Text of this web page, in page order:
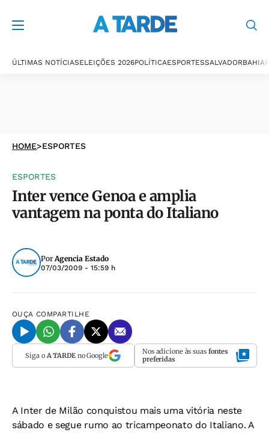
ÚLTIMAS NOTÍCIASELEIÇÕES 2026POLÍTICAESPORTESSALVADORBAHIA
HOME>ESPORTES
ESPORTES
Inter vence Genoa e amplia
vantagem na ponta do Italiano
PorAgencia Estado
07/03/2009 - 15:59 h
OUÇA COMPARTILHE
Siga o A TARDEno Google Nos adicione às suas fontes
preferidas
A Inter de Milão conquistou mais uma vitória neste
sábado e segue rumo ao tricampeonato do Italiano. A